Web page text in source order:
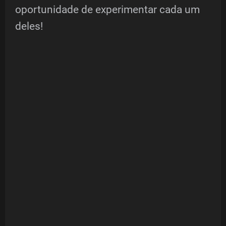
oportunidade de experimentar cada um
deles!